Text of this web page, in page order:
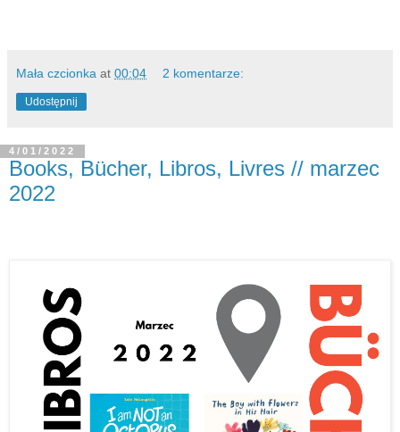
Mała czcionka at 00:04 2 komentarze:
Udostępnij
4/01/2022
Books, Bücher, Libros, Livres // marzec
2022